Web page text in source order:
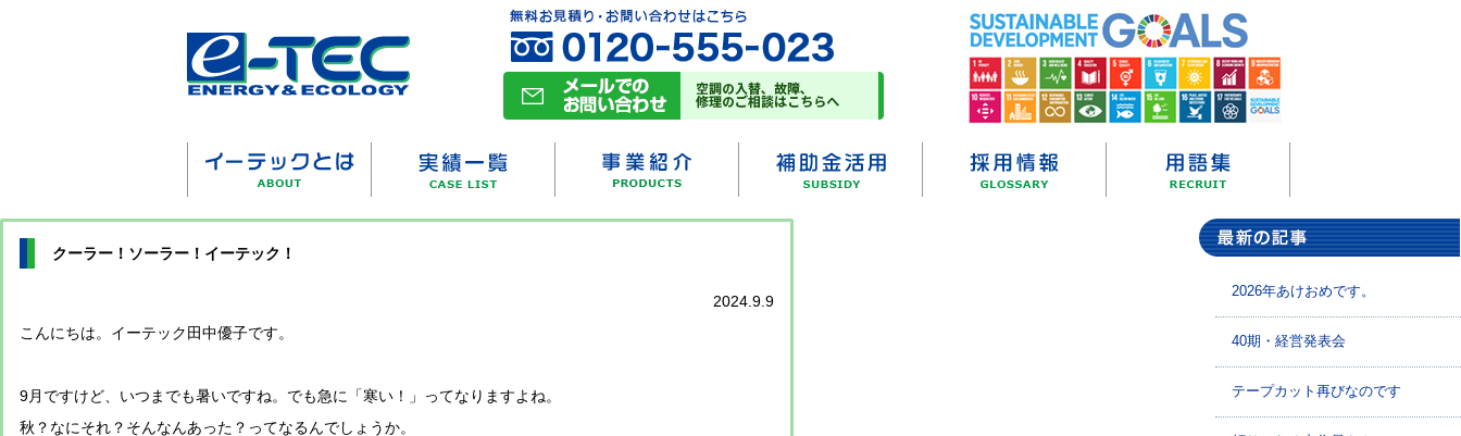
クーラー！ソーラー！イーテック！
2024.9.9
こんにちは。イーテック田中優子です。
9月ですけど、いつまでも暑いですね。でも急に「寒い！」ってなりますよね。
秋？なにそれ？そんなんあった？ってなるんでしょうか。
2026年あけおめです。
40期・経営発表会
テープカット再びなのです